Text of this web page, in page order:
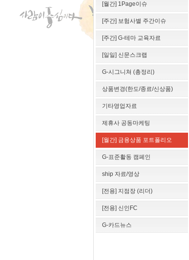
[월간] 1Page이슈
[주간] 보험사별 주간이슈
[주간] G-테마 교육자료
[일일] 신문스크랩
G-시그니쳐 (총정리)
상품변경(한도/종료/신상품)
기타영업자료
제휴사 공동마케팅
[월간] 금융상품 포트폴리오
G-표준활동 캠페인
ship 자료/영상
[전용] 지점장 (리더)
[전용] 신인FC
G-카드뉴스